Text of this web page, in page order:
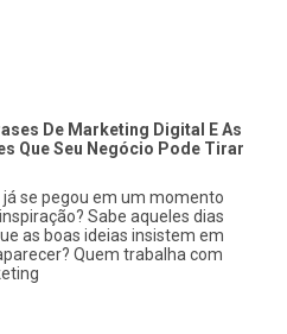
De Marketing Digital E As
Que Seu Negócio Pode Tirar
já se pegou em um momento
Sabe aqueles dias
as boas ideias insistem em
Quem trabalha com